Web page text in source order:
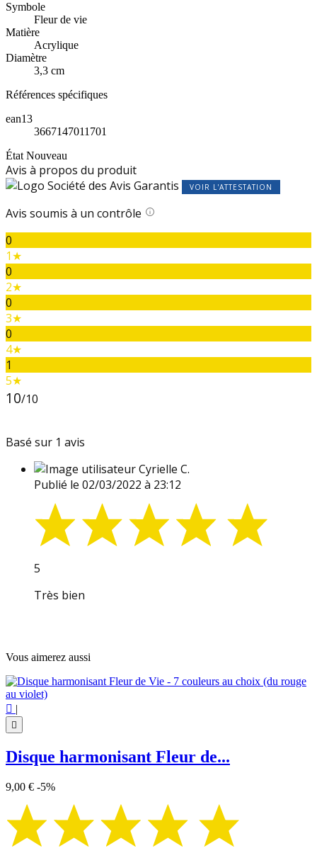
Symbole
Fleur de vie
Matière
Acrylique
Diamètre
3,3 cm
Références spécifiques
ean13
3667147011701
État Nouveau
Avis à propos du produit
VOIR L'ATTESTATION
Avis soumis à un contrôle
0
1★
0
2★
0
3★
0
4★
1
5★
10/10
Basé sur 1 avis
Cyrielle C.
Publié le 02/03/2022 à 23:12
5
Très bien
Vous aimerez aussi
 |

Disque harmonisant Fleur de...
9,00 € -5%